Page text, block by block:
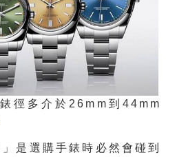
徑多介於26mm到44mm
是選購手錶時必然會碰到